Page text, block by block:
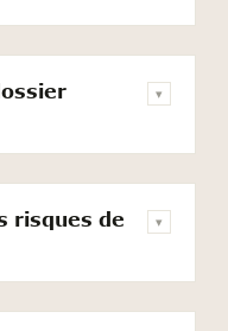
▾
risques de
▾